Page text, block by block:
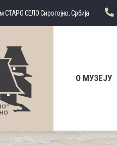
СТАРО СЕЛО Сирогојно, Србија
навигација
О МУЗЕЈУ